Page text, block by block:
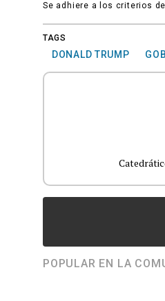
Se adhiere a los criterios de
TAGS
DONALD TRUMP
POPULAR EN LA